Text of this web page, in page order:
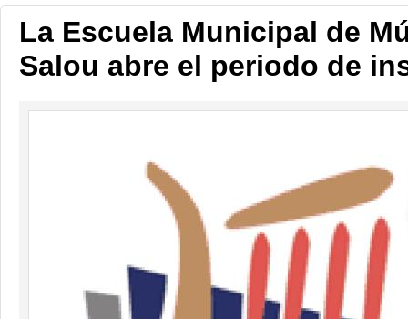
La Escuela Municipal de
Salou abre el periodo de